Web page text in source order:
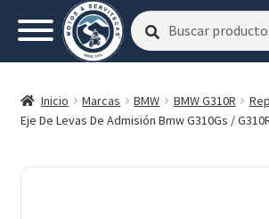
Buscar
por:
Buscar
Inicio Marcas BMW BMW G310R
Eje De Levas De Admisión Bmw G310Gs /